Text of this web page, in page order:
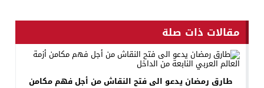
مقالات ذات صلة
طارق رمضان يدعو الى فتح النقاش من أجل فهم مكامن